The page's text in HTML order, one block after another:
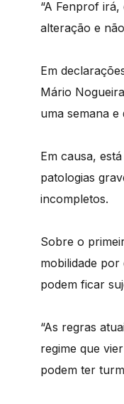
“A Fenprof
alteração e
Em
Mário
uma semana
Em causa,
patologias
incompletos.
Sobre o
mobilidade
podem ficar
“As regras
regime que
podem ter